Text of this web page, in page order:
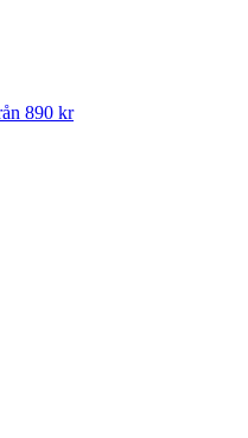
890 kr